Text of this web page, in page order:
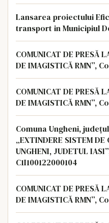
Lansarea proiectului
transport in Municipiul
COMUNICAT DE PRESĂ
DE IMAGISTICĂ RMN”,
COMUNICAT DE PRESĂ
DE IMAGISTICĂ RMN”,
Comuna Ungheni,
„EXTINDERE SISTEM DE
UNGHENI, JUDETUL
C1I100122000104
COMUNICAT DE PRESĂ
DE IMAGISTICĂ RMN”,